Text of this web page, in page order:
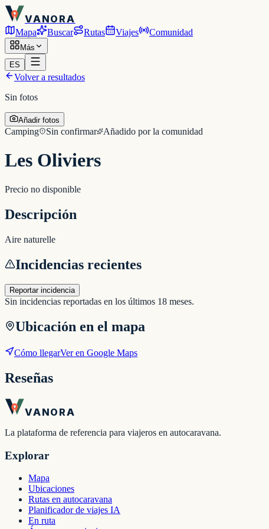
VANORA
Mapa Buscar Rutas Viajes Comunidad
Más
ES
Volver a resultados
Sin fotos
Añadir fotos
Camping Sin confirmar Añadido por la comunidad
Les Oliviers
Precio no disponible
Descripción
Aire naturelle
Incidencias recientes
Reportar incidencia
Sin incidencias reportadas en los últimos 18 meses.
Ubicación en el mapa
Cómo llegarVer en Google Maps
Reseñas
VANORA
La plataforma de referencia para viajeros en autocaravana.
Explorar
Mapa
Ubicaciones
Rutas en autocaravana
Planificador de viajes IA
En ruta